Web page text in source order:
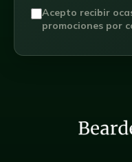
Acepto recibir
promociones por